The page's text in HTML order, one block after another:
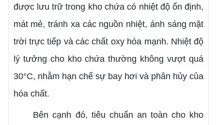
được lưu trữ trong kho chứa có nhiệt độ ổn định,
mát mẻ, tránh xa các nguồn nhiệt, ánh sáng mặt
trời trực tiếp và các chất oxy hóa mạnh. Nhiệt độ
lý tưởng cho kho chứa thường không vượt quá
30°C, nhằm hạn chế sự bay hơi và phân hủy của
hóa chất.
Bên cạnh đó, tiêu chuẩn an toàn cho kho